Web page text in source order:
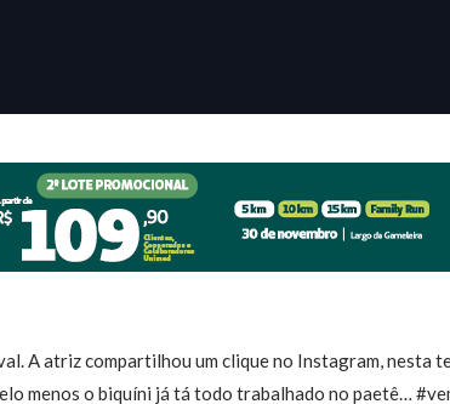
A atriz compartilhou um clique no Instagram, nesta
menos o biquíni já tá todo trabalhado no paetê…